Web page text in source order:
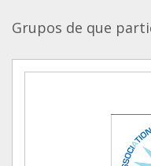
Grupos de que